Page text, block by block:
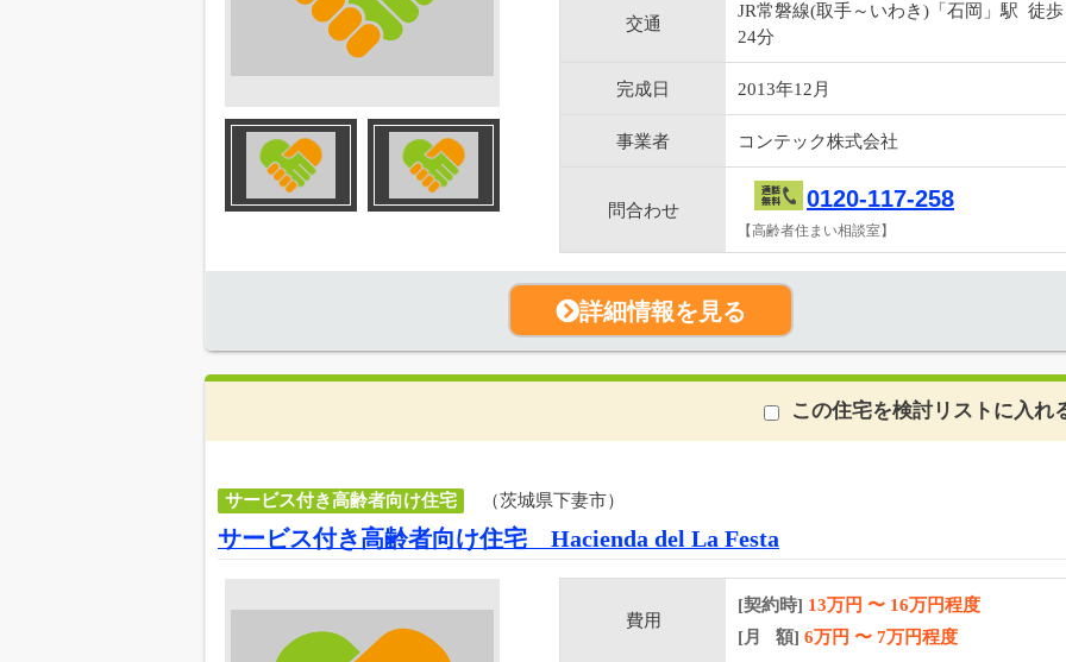
交通
JR常磐線(取手～いわき)「石岡」駅 徒歩
24分
完成日 2013年12月
事業者 コンテック株式会社
問合わせ 0120-117-258
【高齢者住まい相談室】
詳細情報を見る
この住宅を検討リストに入れ
サービス付き高齢者向け住宅 （茨城県下妻市）
サービス付き高齢者向け住宅 Hacienda del La Festa
費用
[契約時] 13万円 〜 16万円程度
[月 額] 6万円 〜 7万円程度